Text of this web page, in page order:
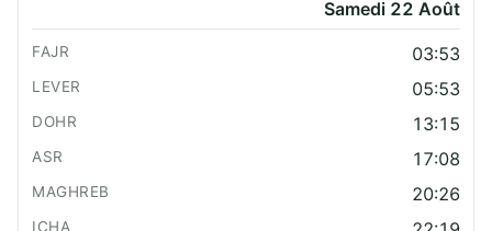
Samedi 22 Août
03:53
05:53
13:15
17:08
20:26